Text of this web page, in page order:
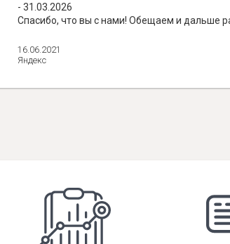
- 31.03.2026
Спасибо, что вы с нами! Обещаем и дальше
16.06.2021
Яндекс